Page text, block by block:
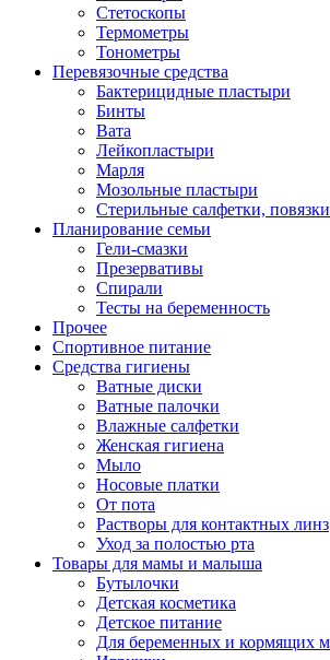
Стетоскопы
Термометры
Тонометры
Перевязочные средства
Бактерицидные пластыри
Бинты
Вата
Лейкопластыри
Марля
Мозольные пластыри
Стерильные салфетки, повязки
Планирование семьи
Гели-смазки
Презервативы
Спирали
Тесты на беременность
Прочее
Спортивное питание
Средства гигиены
Ватные диски
Ватные палочки
Влажные салфетки
Женская гигиена
Мыло
Носовые платки
От пота
Растворы для контактных линз
Уход за полостью рта
Товары для мамы и малыша
Бутылочки
Детская косметика
Детское питание
Для беременных и кормящих